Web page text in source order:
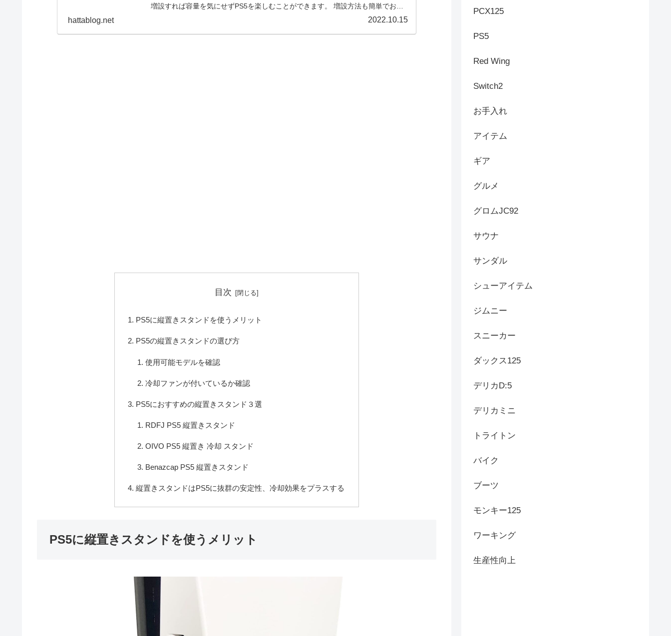
増設すれば容量を気にせずPS5を楽しむことができます。 増設方法も簡単でおす
すめです。 そこで、PS5の内蔵SSDの選び方とおすすめ３選を解説します。
hattablog.net 2022.10.15
目次
PS5に縦置きスタンドを使うメリット
PS5の縦置きスタンドの選び方
使用可能モデルを確認
冷却ファンが付いているか確認
PS5におすすめの縦置きスタンド３選
RDFJ PS5 縦置きスタンド
OIVO PS5 縦置き 冷却 スタンド
Benazcap PS5 縦置きスタンド
縦置きスタンドはPS5に抜群の安定性、冷却効果をプラスする
PS5に縦置きスタンドを使うメリット
PCX125
PS5
Red Wing
Switch2
お手入れ
アイテム
ギア
グルメ
グロムJC92
サウナ
サンダル
シューアイテム
ジムニー
スニーカー
ダックス125
デリカD:5
デリカミニ
トライトン
バイク
ブーツ
モンキー125
ワーキング
生産性向上